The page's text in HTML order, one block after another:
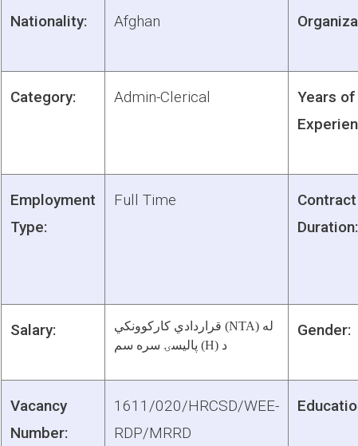
Nationality: Afghan
Category: Admin-Clerical
Years of
Employment
Type:
Full Time
Contract
Duration:
Salary: قراردادي کارکوونکي (NTA) له
پالیسۍ سره سم (H) د
Gender:
Vacancy
Number:
1611/020/HRCSD/WEE-
RDP/MRRD